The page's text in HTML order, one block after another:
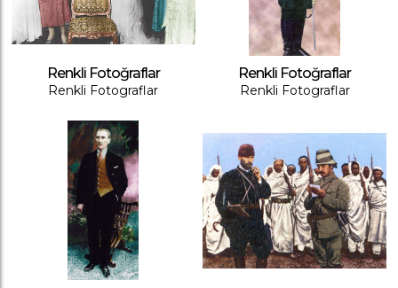
Renkli Fotoğraflar
Renkli Fotograflar
Renkli Fotoğraflar
Renkli Fotograflar